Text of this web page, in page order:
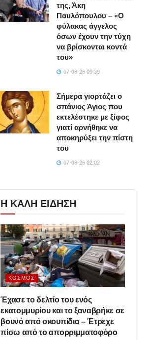
της, Άκη
Παυλόπουλου – «Ο
φύλακας άγγελος
όσων έχουν την τύχη
να βρίσκονται κοντά
του»
07-08-26 09:39
Σήμερα γιορτάζει ο
σπάνιος Άγιος που
εκτελέστηκε με ξίφος
γιατί αρνήθηκε να
αποκηρύξει την πίστη
του
07-08-26 02:02
Η ΚΑΛΗ ΕΙΔΗΣΗ
ΚΌΣΜΟΣ
Έχασε το δελτίο του ενός
εκατομμυρίου και το ξαναβρήκε σε
βουνό από σκουπίδια – Έτρεχε
πίσω από το απορριμματοφόρο